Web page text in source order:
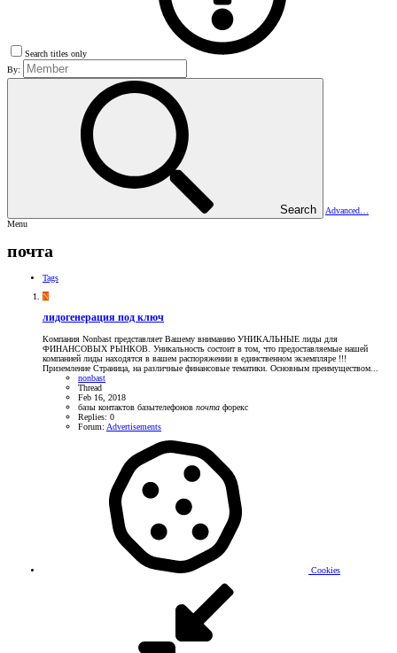
Search titles only
By:
Search
Advanced…
Menu
почта
Tags
N
лидогенерация под ключ
Компания Nonbast представляет Вашему вниманию УНИКАЛЬНЫЕ лиды для
ФИНАНСОВЫХ РЫНКОВ. Уникальность состоит в том, что предоставляемые нашей
компанией лиды находятся в вашем распоряжении в единственном экземпляре !!!
Приземление Страница, на различные финансовые тематики. Основным преимуществом...
nonbast
Thread
Feb 16, 2018
базы контактов базытелефонов почта форекс
Replies: 0
Forum: Advertisements
Cookies